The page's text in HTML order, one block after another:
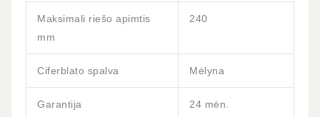
Maksimali riešo apimtis
mm
240
Ciferblato spalva Mėlyna
Garantija 24 mėn.